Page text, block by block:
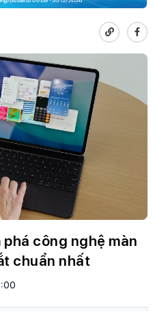
Cốc sạc Apple
phá công nghệ màn
chuẩn nhất